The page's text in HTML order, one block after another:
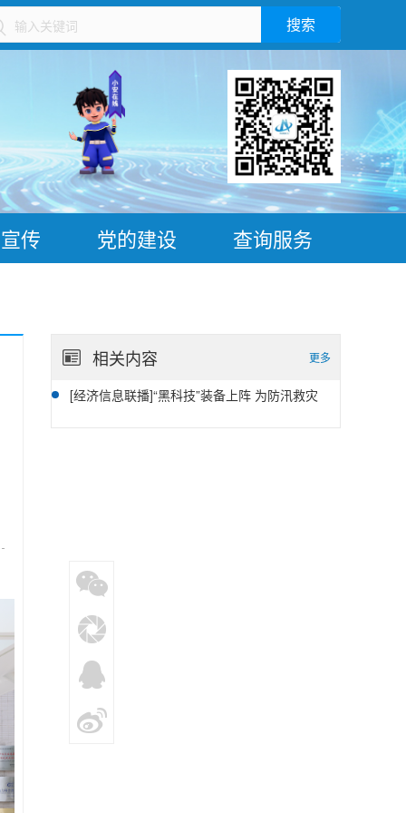
搜索
传 党的建设 查询服务
相关内容 更多
[经济信息联播]“黑科技”装备上阵 为防汛救灾